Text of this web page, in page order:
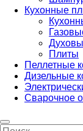
Кухонные
Плиты
Пеллетные
Дизельные
Сварочное